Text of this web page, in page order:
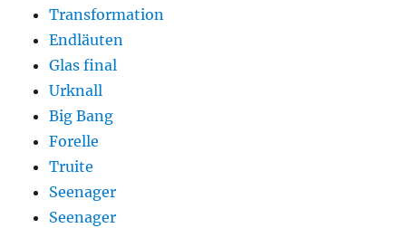
Transformation
Endläuten
Glas final
Urknall
Big Bang
Forelle
Truite
Seenager
Seenager